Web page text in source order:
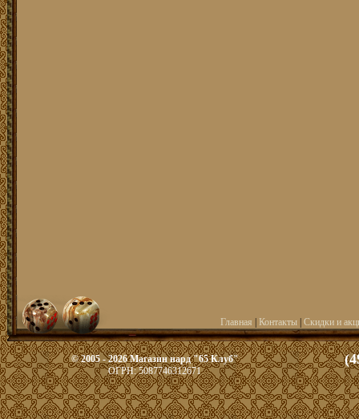
Главная Контакты| Скидки и
© 2005 - 2026 Магазин нард "65 Клуб"
ОГРН: 5087746312671